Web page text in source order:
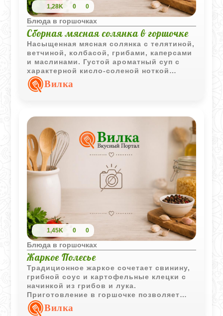
1,28K 0 0
Блюда в горшочках
Сборная мясная солянка в горшочке
Насыщенная мясная солянка с телятиной,
ветчиной, колбасой, грибами, каперсами
и маслинами. Густой ароматный суп с
характерной кисло-соленой ноткой
отлично подходит для сытного обеда.
Вилка
1,45K 0 0
Блюда в горшочках
Жаркое Полесье
Традиционное жаркое сочетает свинину,
грибной соус и картофельные клецки с
начинкой из грибов и лука.
Приготовление в горшочке позволяет
всем вкусам соединиться в одно
насыщенное и сытное блюдо.
Вилка